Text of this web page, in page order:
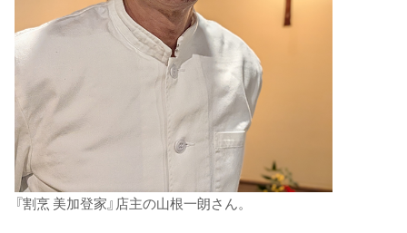
『割烹 美加登家』店主の山根一朗さん。